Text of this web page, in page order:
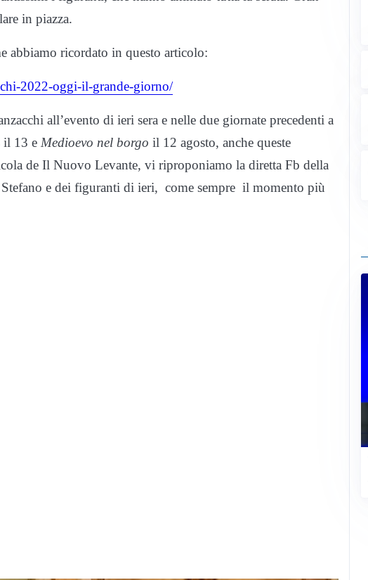
in piazza.
abbiamo ricordato in questo articolo:
2022-oggi-il-grande-giorno/
all’evento di ieri sera e nelle due giornate precedenti a
il 13 e Medioevo nel borgo il 12 agosto, anche queste
de Il Nuovo Levante, vi riproponiamo la diretta Fb della
Stefano e dei figuranti di ieri, come sempre il momento più